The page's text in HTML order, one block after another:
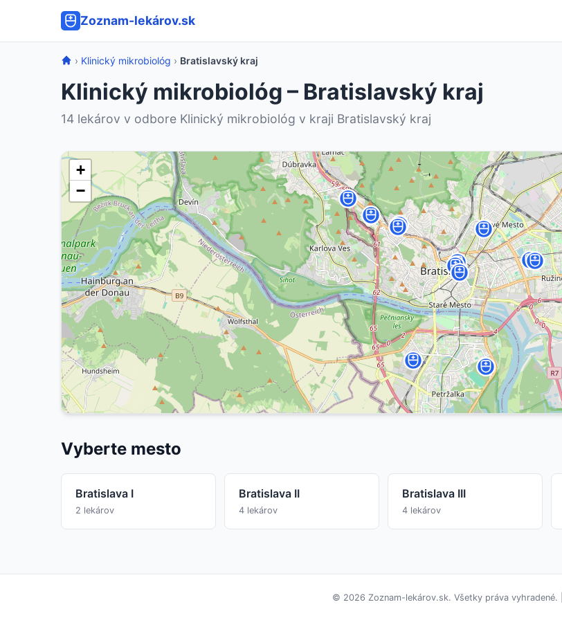
Zoznam-lekárov.sk
› Klinický mikrobiológ › Bratislavský kraj
Klinický mikrobiológ – Bratislavský kraj
14 lekárov v odbore Klinický mikrobiológ v kraji Bratislavský kraj
+
−
Vyberte mesto
Bratislava I
2 lekárov
Bratislava II
4 lekárov
Bratislava III
4 lekárov
© 2026 Zoznam-lekárov.sk. Všetky práva vyhradené. |